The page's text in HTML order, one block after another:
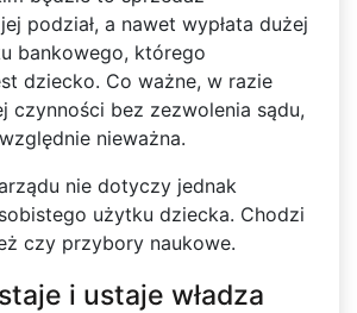
podział, a nawet wypłata dużej
bankowego, którego
dziecko. Co ważne, w razie
czynności bez zezwolenia sądu,
nieważna.
nie dotyczy jednak
użytku dziecka. Chodzi
czy przybory naukowe.
i ustaje władza